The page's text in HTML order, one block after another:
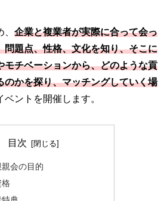
企業と複業者が実際に合って会っ
問題点、性格、文化を知り、そこに
モチベーションから、どのような貢
のかを探り、マッチングしていく場
ントを開催します。
目次
会の目的
格